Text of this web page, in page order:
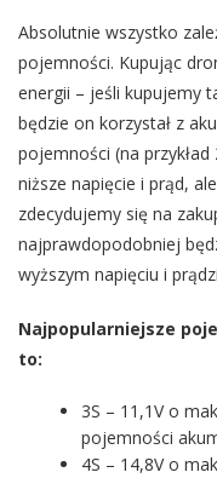
Absolutnie wszystko
pojemności. Kupując
energii – jeśli kupujemy
będzie on korzystał z
pojemności (na
niższe napięcie i prąd,
zdecydujemy się na
najprawdopodobniej
wyższym napięciu i
Najpopularniejsze
to:
3S – 11,1V o
pojemności
4S – 14,8V o